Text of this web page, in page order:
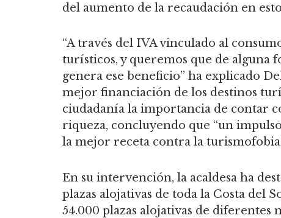
del aumento de la recaudación en
“A través del IVA vinculado al
turísticos, y queremos que de alguna
genera ese beneficio” ha explicado
mejor financiación de los destinos
ciudadanía la importancia de contar
riqueza, concluyendo que “un
la mejor receta contra la
En su intervención, la acaldesa ha
plazas alojativas de toda la Costa del
54.000 plazas alojativas de diferentes